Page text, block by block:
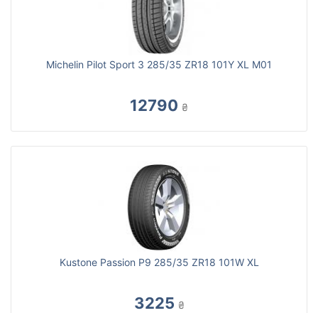
Michelin Pilot Sport 3 285/35 ZR18 101Y XL M01
12790 ₴
Kustone Passion P9 285/35 ZR18 101W XL
3225 ₴